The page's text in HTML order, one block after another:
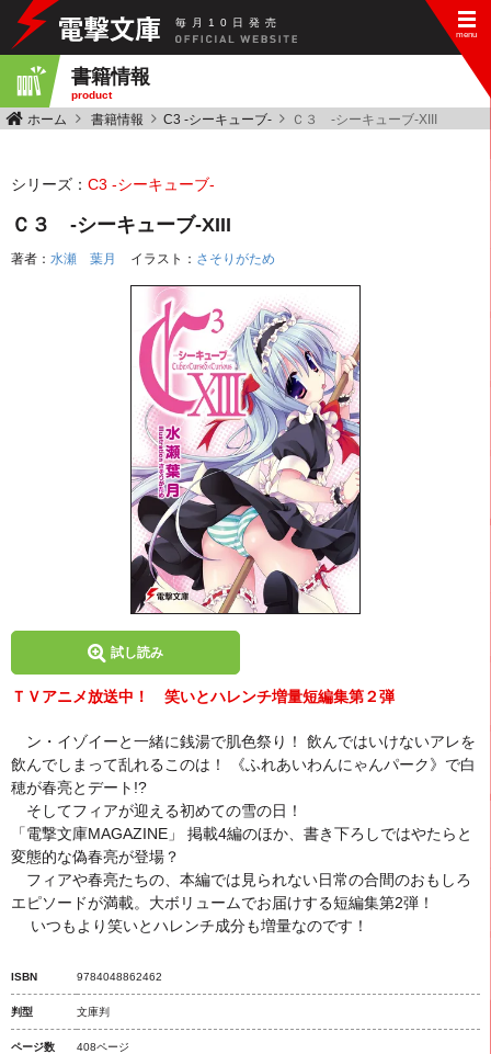
毎 月 10 日 発 売
書籍情報
product
ホーム 書籍情報 C3 -シーキューブ- Ｃ３ ‐シーキューブ‐XIII
シリーズ： C3 -シーキューブ-
Ｃ３ ‐シーキューブ‐XIII
著者： 水瀬 葉月 イラスト： さそりがため
試し読み
ＴＶアニメ放送中！ 笑いとハレンチ増量短編集第２弾
ン・イゾイーと一緒に銭湯で肌色祭り！ 飲んではいけないアレを
飲んでしまって乱れるこのは！ 《ふれあいわんにゃんパーク》で白
穂が春亮とデート!?
そしてフィアが迎える初めての雪の日！
「電撃文庫MAGAZINE」 掲載4編のほか、書き下ろしではやたらと
変態的な偽春亮が登場？
フィアや春亮たちの、本編では見られない日常の合間のおもしろ
エピソードが満載。大ボリュームでお届けする短編集第2弾！
いつもより笑いとハレンチ成分も増量なのです！
ISBN 9784048862462
判型 文庫判
ページ数 408ページ